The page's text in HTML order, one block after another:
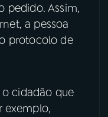
pedido. Assim,
a pessoa
protocolo de
cidadão que
exemplo,